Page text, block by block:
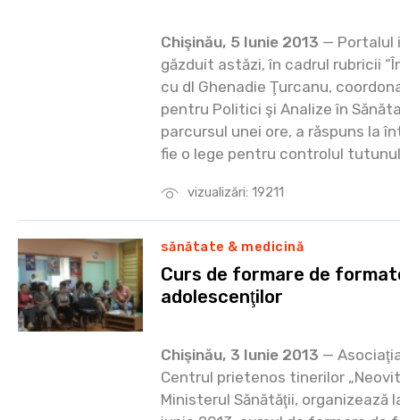
vizualizări: 19211
Chişinău, 5 Iunie 2013 — Portalul
găzduit astăzi, în cadrul rubricii
cu dl Ghenadie Ţurcanu,
pentru Politici şi Analize în
parcursul unei ore, a răspuns la
fie o lege pentru controlul
sănătate & medicină
Curs de formare de
adolescenţilor
Chişinău, 3 Iunie 2013 —
Centrul prietenos tinerilor
Ministerul Sănătăţii, organizează